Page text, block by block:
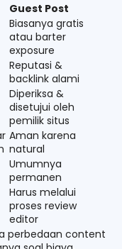
Guest Post
Biasanya gratis
atau barter
exposure
Reputasi &
backlink alami
Diperiksa &
disetujui oleh
pemilik situs
Aman karena
natural
Umumnya
permanen
Harus melalui
proses review
editor
perbedaan content